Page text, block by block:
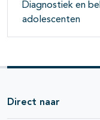
Diagnostiek en
adolescenten
Direct naar